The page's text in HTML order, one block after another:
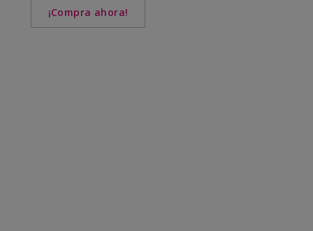
¡Compra ahora!